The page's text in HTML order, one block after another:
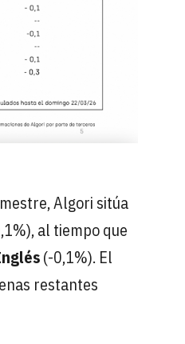
Algori sitúa
al tiempo que
(-0,1%). El
restantes